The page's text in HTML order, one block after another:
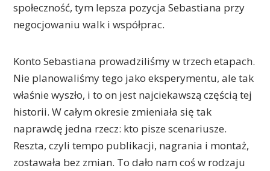
społeczność, tym lepsza pozycja Sebastiana przy
negocjowaniu walk i współprac.
Konto Sebastiana prowadziliśmy w trzech etapach.
Nie planowaliśmy tego jako eksperymentu, ale tak
właśnie wyszło, i to on jest najciekawszą częścią tej
historii. W całym okresie zmieniała się tak
naprawdę jedna rzecz: kto pisze scenariusze.
Reszta, czyli tempo publikacji, nagrania i montaż,
zostawała bez zmian. To dało nam coś w rodzaju